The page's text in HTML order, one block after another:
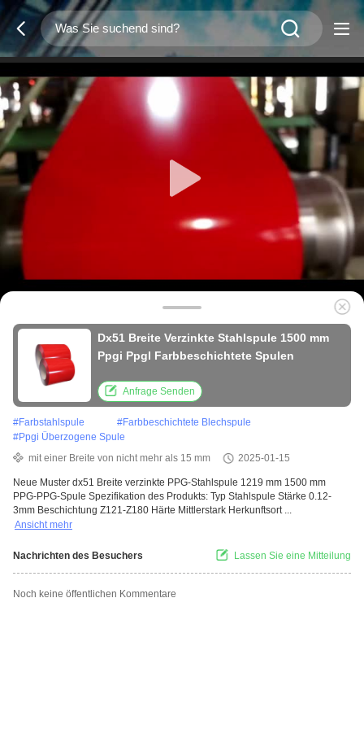
Dx51 Breite Verzinkte Stahlspule 1500 mm
Ppgi Ppgl Farbbeschichtete Spulen
Anfrage Senden
#Farbstahlspule #Farbbeschichtete Blechspule
#Ppgi Überzogene Spule
mit einer Breite von nicht mehr als 15 mm
2025-01-15
Neue Muster dx51 Breite verzinkte PPG-Stahlspule 1219 mm 1500 mm
PPG-PPG-Spule Spezifikation des Produkts: Typ Stahlspule Stärke 0.12-
3mm Beschichtung Z121-Z180 Härte Mittlerstark Herkunftsort ...
Ansicht mehr
Nachrichten des Besuchers Lassen Sie eine Mitteilung
Noch keine öffentlichen Kommentare